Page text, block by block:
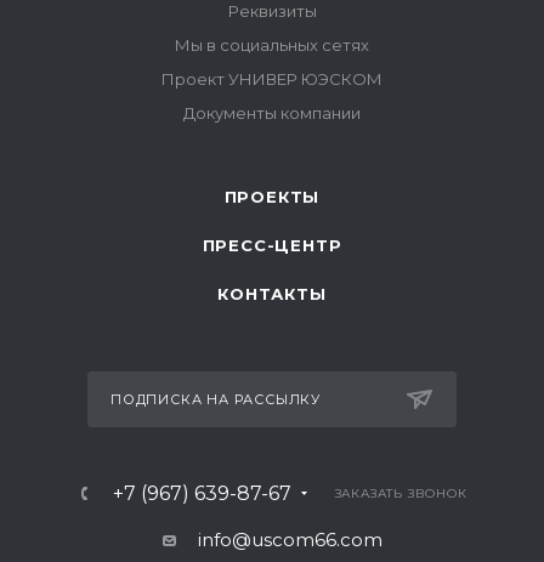
ПРОЕКТЫ
ПРЕСС-ЦЕНТР
КОНТАКТЫ
ПОДПИСКА НА РАССЫЛКУ
+7 (967) 639-87-67 ЗАКАЗАТЬ ЗВОНОК
info@uscom66.com